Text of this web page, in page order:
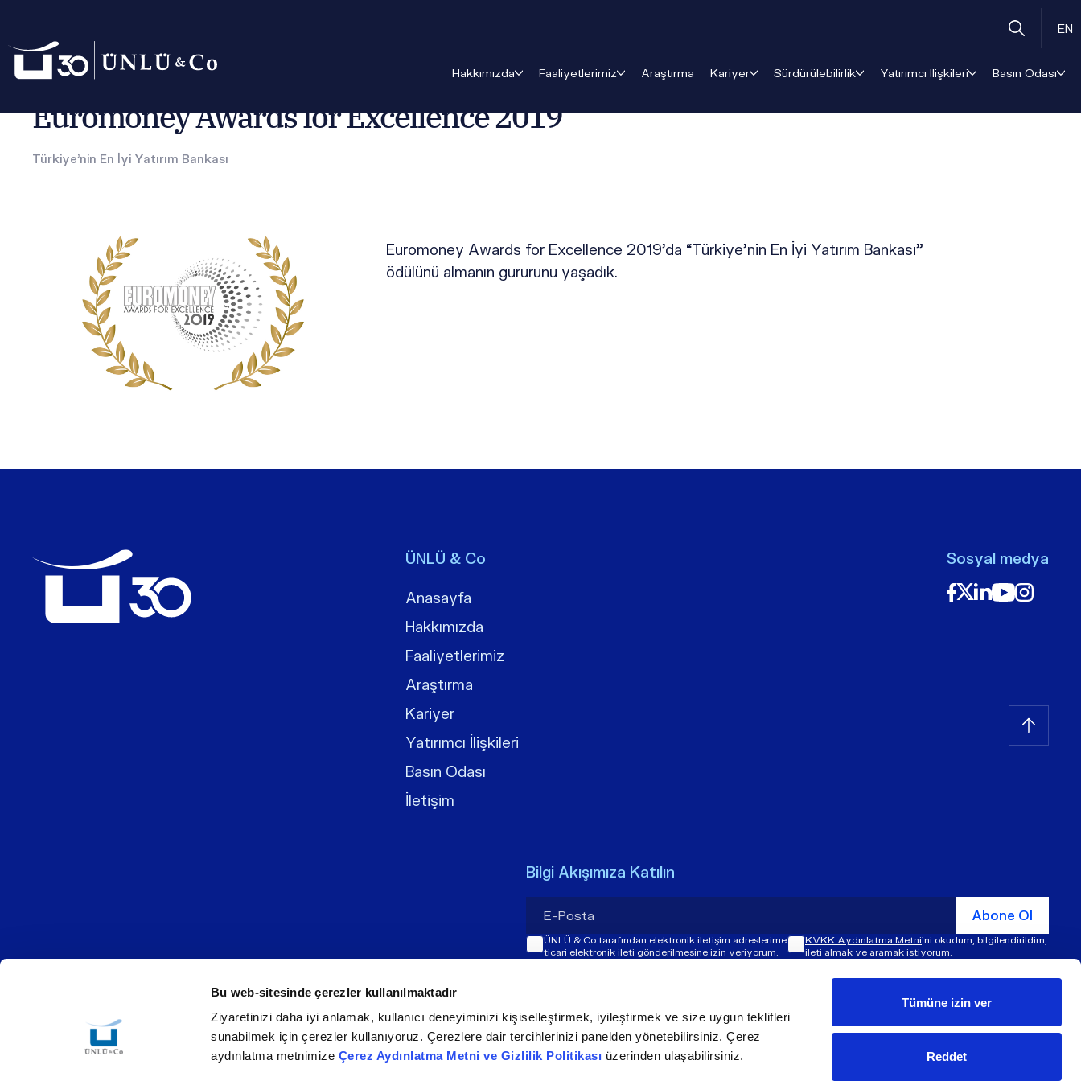
Bu web-sitesinde çerezler kullanılmaktadır
Ziyaretinizi daha iyi anlamak, kullanıcı deneyiminizi kişiselleştirmek, iyileştirmek ve size uygun teklifleri
sunabilmek için çerezler kullanıyoruz. Çerezlere dair tercihlerinizi panelden yönetebilirsiniz. Çerez
aydınlatma metnimize Çerez Aydınlatma Metni ve Gizlilik Politikası üzerinden ulaşabilirsiniz.
Tümüne izin ver
Reddet
EN
Hakkımızda Faaliyetlerimiz Araştırma Kariyer Sürdürülebilirlik Yatırımcı İlişkileri Basın Odası
Euromoney Awards for Excellence 2019
Türkiye'nin En İyi Yatırım Bankası
Euromoney Awards for Excellence 2019’da “Türkiye’nin En İyi Yatırım Bankası”
ödülünü almanın gururunu yaşadık.
ÜNLÜ & Co
Anasayfa
Hakkımızda
Faaliyetlerimiz
Araştırma
Kariyer
Yatırımcı İlişkileri
Basın Odası
İletişim
Sosyal medya
Bilgi Akışımıza Katılın
Abone Ol
ÜNLÜ & Co tarafından elektronik iletişim adreslerime
ticari elektronik ileti gönderilmesine izin veriyorum.
KVKK Aydınlatma Metni'ni okudum, bilgilendirildim,
ileti almak ve aramak istiyorum.
Çerez PolitikasıBilgi Toplumu HizmetleriKVKK © ​​2026 ÜNLÜ & Co. Tüm hakları saklıdır.